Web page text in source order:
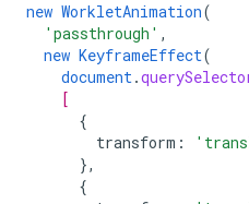
new WorkletAnimation(
'passthrough' ,
new KeyframeEffect(
document.
[
{
transform :
},
{